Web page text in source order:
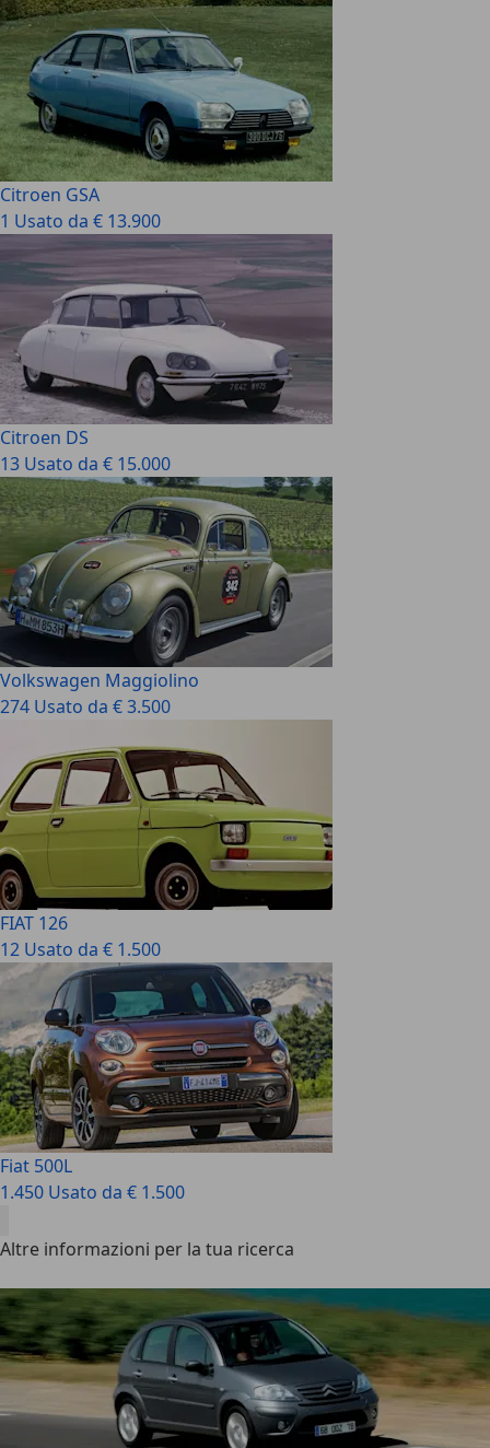
Citroen GSA
1 Usato da € 13.900
Citroen DS
13 Usato da € 15.000
Volkswagen Maggiolino
274 Usato da € 3.500
FIAT 126
12 Usato da € 1.500
Fiat 500L
1.450 Usato da € 1.500
Altre informazioni per la tua ricerca